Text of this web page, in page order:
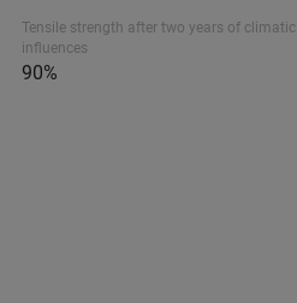
Tensile strength after two years of climatic
influences
90%